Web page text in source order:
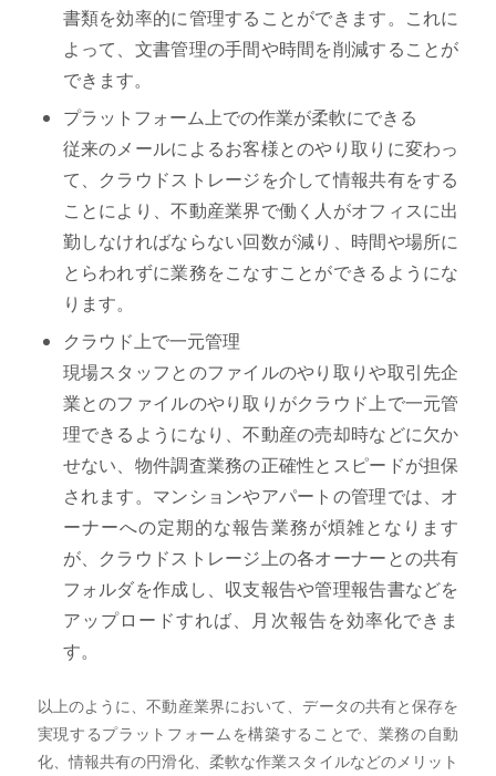
書類を効率的に管理することができます。これに
よって、文書管理の手間や時間を削減することが
できます。
プラットフォーム上での作業が柔軟にできる
従来のメールによるお客様とのやり取りに変わっ
て、クラウドストレージを介して情報共有をする
ことにより、不動産業界で働く人がオフィスに出
勤しなければならない回数が減り、時間や場所に
とらわれずに業務をこなすことができるようにな
ります。
クラウド上で一元管理
現場スタッフとのファイルのやり取りや取引先企
業とのファイルのやり取りがクラウド上で一元管
理できるようになり、不動産の売却時などに欠か
せない、物件調査業務の正確性とスピードが担保
されます。マンションやアパートの管理では、オ
ーナーへの定期的な報告業務が煩雑となります
が、クラウドストレージ上の各オーナーとの共有
フォルダを作成し、収支報告や管理報告書などを
アップロードすれば、月次報告を効率化できま
す。
以上のように、不動産業界において、データの共有と保存を
実現するプラットフォームを構築することで、業務の自動
化、情報共有の円滑化、柔軟な作業スタイルなどのメリット